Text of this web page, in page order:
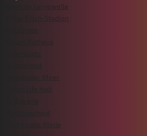
enercity Leinewelle
Erika-Fisch-Stadion
Neues Rathaus
Steinhuder Meer
Swiss Life Hall
Wattenscheid
VGH Finals-Meile